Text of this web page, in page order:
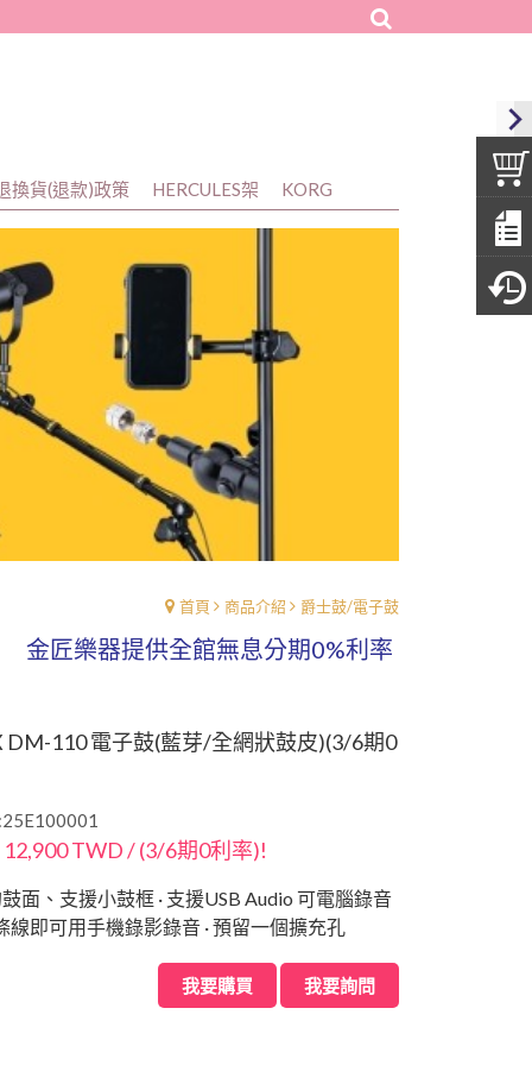
換貨(退款)政策 HERCULES架 KORG
首頁 商品介紹 爵士鼓/電子鼓
匠樂器提供全館無息分期0%利率、讓你輕鬆購買
DM-110 電子鼓(藍芽/全網狀鼓皮)(3/6期0
12,900 TWD / (3/6期0利率)!
面、支援小鼓框 · 支援USB Audio 可電腦錄音
線即可用手機錄影錄音 · 預留一個擴充孔
我要購買 我要詢問